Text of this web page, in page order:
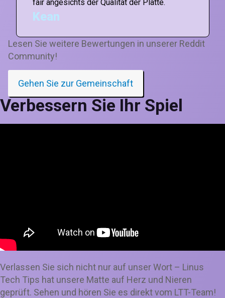
fair angesichts der Qualität der Platte.
Kean
Lesen Sie weitere Bewertungen in unserer Reddit
Community!
Gehen Sie zur Gemeinschaft
Verbessern Sie Ihr Spiel
Verlassen Sie sich nicht nur auf unser Wort – Linus
Tech Tips hat unsere Matte auf Herz und Nieren
geprüft. Sehen und hören Sie es direkt vom LTT-Team!